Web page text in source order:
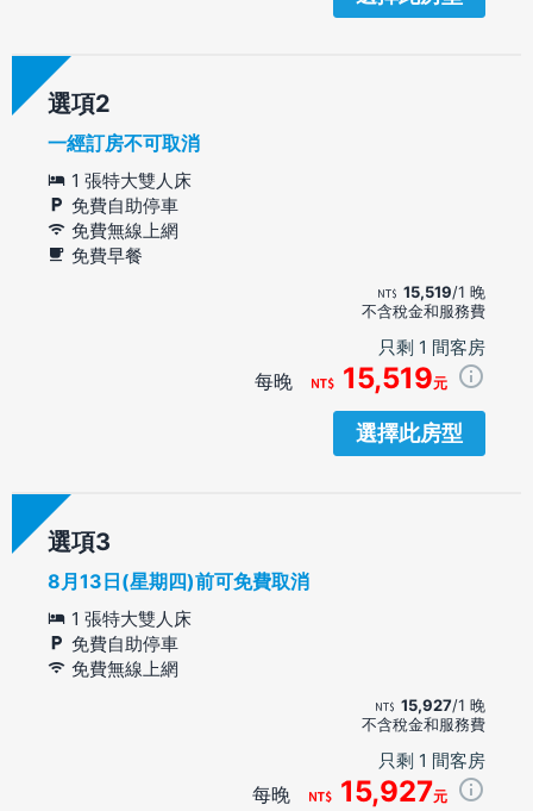
選項
一經訂房不可取消
1 張特大雙人床
免費自助停車
免費無線上網
免費早餐
15,519/1 晚
不含稅金和服務費
只剩 1 間客房
每晚 15,519元
選擇此房型
選項
8月13日(星期四)前可免費取消
1 張特大雙人床
免費自助停車
免費無線上網
15,927/1 晚
不含稅金和服務費
只剩 1 間客房
每晚 15,927元